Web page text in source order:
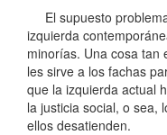
El supuesto
izquierda
minorías. Una cosa tan
les sirve a los fachas
que la izquierda actual
la justicia social, o sea,
ellos desatienden.